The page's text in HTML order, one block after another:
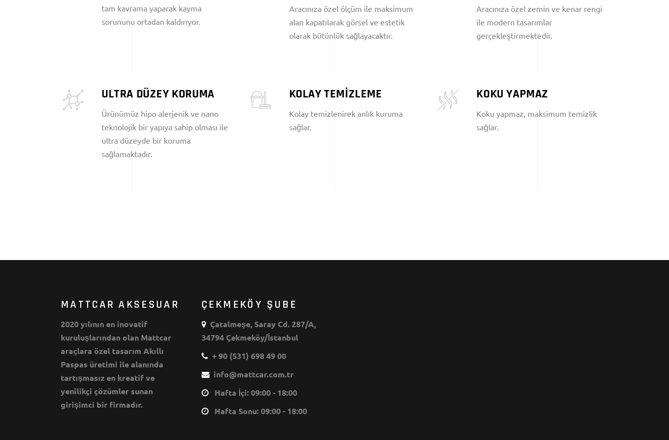
tam kavrama yaparak kayma
sorununu ortadan kaldırıyor.
Aracınıza özel ölçüm ile maksimum
alan kapatılarak görsel ve estetik
olarak bütünlük sağlayacaktır.
Aracınıza özel zemin ve kenar rengi
ile modern tasarımlar
gerçekleştirmektedir.
ULTRA DÜZEY KORUMA
Ürünümüz hipo alerjenik ve nano
teknolojik bir yapıya sahip olması ile
ultra düzeyde bir koruma
sağlamaktadır.
KOLAY TEMİZLEME
Kolay temizlenirek anlık kuruma
sağlar.
KOKU YAPMAZ
Koku yapmaz, maksimum temizlik
sağlar.
MATTCAR AKSESUAR
2020 yılının en inovatif
kuruluşlarından olan Mattcar
araçlara özel tasarım Akıllı
Paspas üretimi ile alanında
tartışmasız en kreatif ve
yenilikçi çözümler sunan
girişimci bir firmadır.
ÇEKMEKÖY ŞUBE
Çatalmeşe, Saray Cd. 287/A,
34794 Çekmeköy/İstanbul
+ 90 (531) 698 49 00
info@mattcar.com.tr
Hafta İçi: 09:00 - 18:00
Hafta Sonu: 09:00 - 18:00